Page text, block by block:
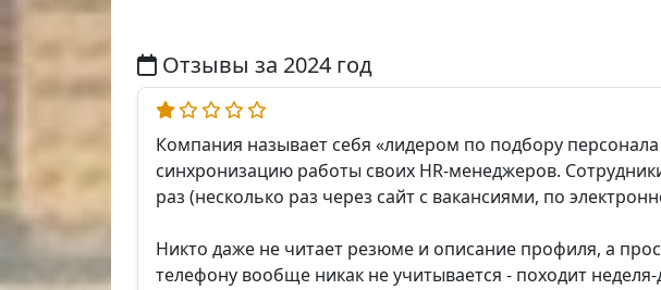
Отзывы за 2024 год
Компания называет себя «лидером по подбору
синхронизацию работы своих HR-менеджеров.
раз (несколько раз через сайт с вакансиями, по
Никто даже не читает резюме и описание профиля, а
телефону вообще никак не учитывается - походит